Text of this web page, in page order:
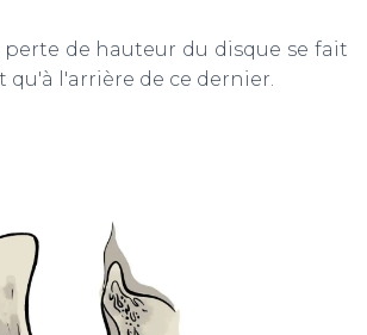
perte de hauteur du disque se fait
qu'à l'arrière de ce dernier.